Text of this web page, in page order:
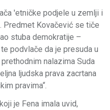
'etničke podjele u zemlji i
Kovačević se tiče
stuba demokratije –
podvlače da je presuda u
nalazima Suda
ljudska prava zacrtana
pravima“.
je Fena imala uvid,